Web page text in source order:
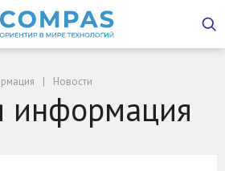
Новости
информация